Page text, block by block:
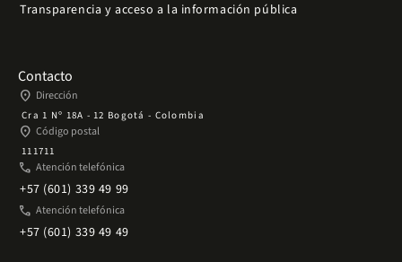
Transparencia y acceso a la información pública
Contacto
place Dirección
Cra 1 Nº 18A - 12 Bogotá - Colombia
place Código postal
111711
phone Atención telefónica
+57 (601) 339 49 99
phone Atención telefónica
+57 (601) 339 49 49